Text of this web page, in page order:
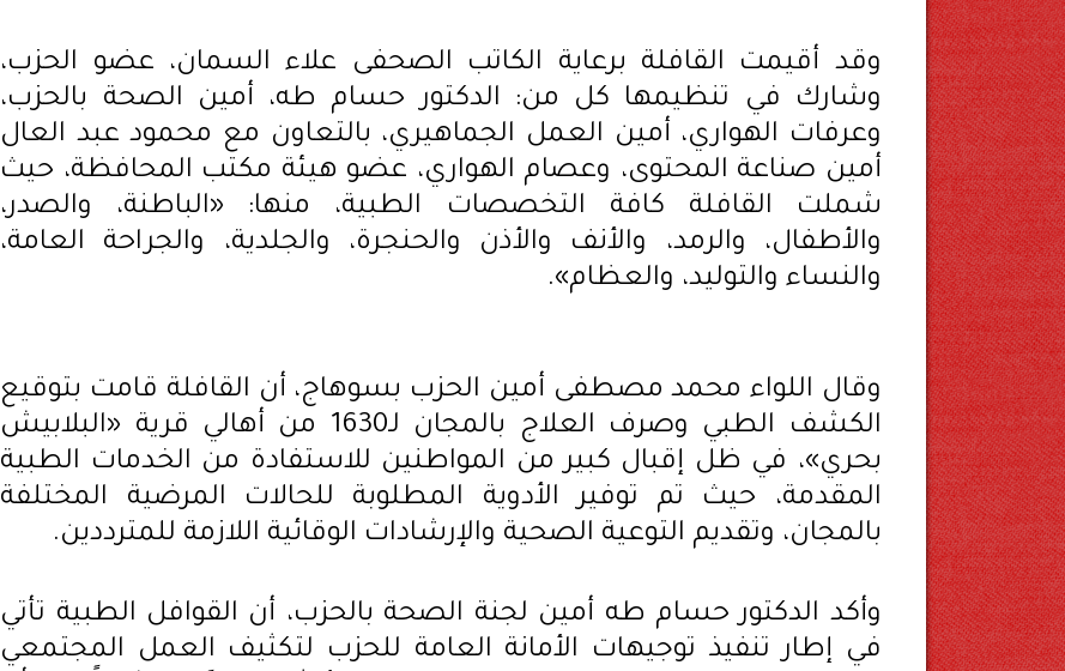
وقد أقيمت القافلة برعاية الكاتب الصحفى علاء السمان، عضو الحزب،
وشارك في تنظيمها كل من: الدكتور حسام طه، أمين الصحة بالحزب،
وعرفات الهواري، أمين العمل الجماهيري، بالتعاون مع محمود عبد العال
أمين صناعة المحتوى، وعصام الهواري، عضو هيئة مكتب المحافظة، حيث
شملت القافلة كافة التخصصات الطبية، منها: «الباطنة، والصدر،
والأطفال، والرمد، والأنف والأذن والحنجرة، والجلدية، والجراحة العامة،
والنساء والتوليد، والعظام».
وقال اللواء محمد مصطفى أمين الحزب بسوهاج، أن القافلة قامت بتوقيع
الكشف الطبي وصرف العلاج بالمجان لـ1630 من أهالي قرية «البلابيش
بحري»، في ظل إقبال كبير من المواطنين للاستفادة من الخدمات الطبية
المقدمة، حيث تم توفير الأدوية المطلوبة للحالات المرضية المختلفة
بالمجان، وتقديم التوعية الصحية والإرشادات الوقائية اللازمة للمترددين.
وأكد الدكتور حسام طه أمين لجنة الصحة بالحزب، أن القوافل الطبية تأتي
في إطار تنفيذ توجيهات الأمانة العامة للحزب لتكثيف العمل المجتمعي